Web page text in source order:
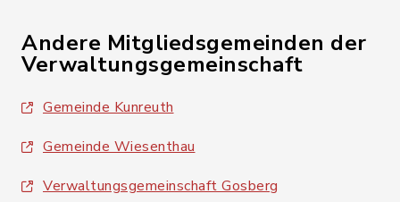
Andere Mitgliedsgemeinden der
Verwaltungsgemeinschaft
Gemeinde Kunreuth
Gemeinde Wiesenthau
Verwaltungsgemeinschaft Gosberg